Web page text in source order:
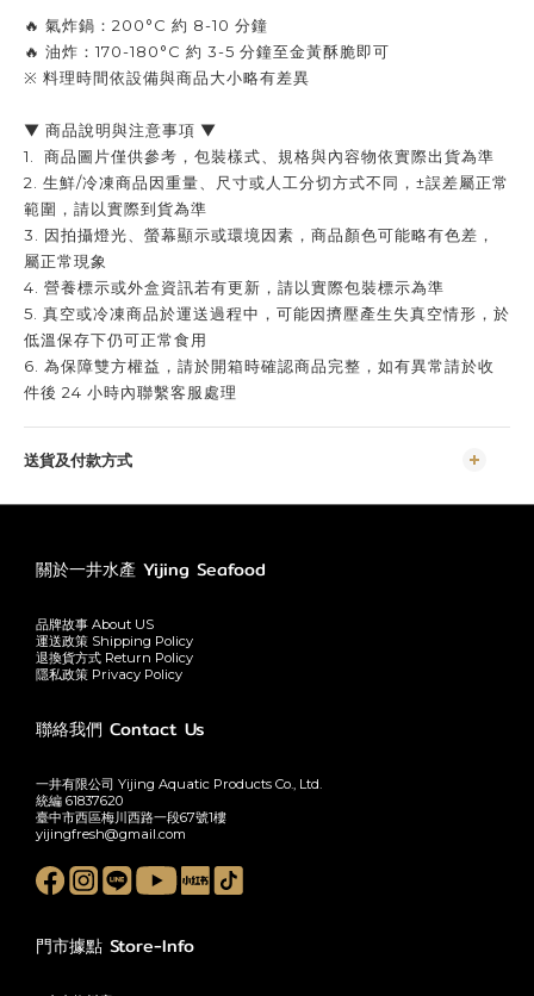
🔥 氣炸鍋： 200°C 約 8-10 分鐘
🔥 油炸： 170-180°C 約 3-5 分鐘至金黃酥脆即可
※ 料理時間依設備與商品大小略有差異
▼ 商品說明與注意事項 ▼
1. 商品圖片僅供參考，包裝樣式、規格與內容物依實際出貨為準
2. 生鮮/冷凍商品因重量、尺寸或人工分切方式不同，±誤差屬正常
範圍，請以實際到貨為準
3. 因拍攝燈光、螢幕顯示或環境因素，商品顏色可能略有色差，
屬正常現象
4. 營養標示或外盒資訊若有更新，請以實際包裝標示為準
5. 真空或冷凍商品於運送過程中，可能因擠壓產生失真空情形，於
低溫保存下仍可正常食用
6. 為保障雙方權益，請於開箱時確認商品完整，如有異常請於收
件後 24 小時內聯繫客服處理
送貨及付款方式
關於一井水產 Yijing Seafood
品牌故事 About US
運送政策 Shipping Policy
退換貨方式 Return Policy
隱私政策 Privacy Policy
聯絡我們 Contact Us
一井有限公司 Yijing Aquatic Products Co., Ltd.
統編 61837620
臺中市西區梅川西路一段67號1樓
yijingfresh@gmail.com
門市據點 Store-Info